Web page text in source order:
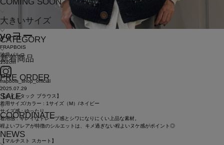
大きいサイズ
CATEGORY
新着商品
PRE ORDER
SALE
COORDINATE
NEWS
yoヨー
FRAPBOIS
池袋パルコ
152cm
frapbois_shop_official
2025.07.29
【ボイルタック ブラウス】
着用サイズ/カラー : 1サイズ（M）/ネイビー
サイズ感 : ゆったり
着用感 : キレイなドレープ感とシワになりにくい上品な素材。
程よいフレアが特徴のシルエットは、キメ過ぎない程よいヌケ感がポイント◎
【マルチスト スカート】